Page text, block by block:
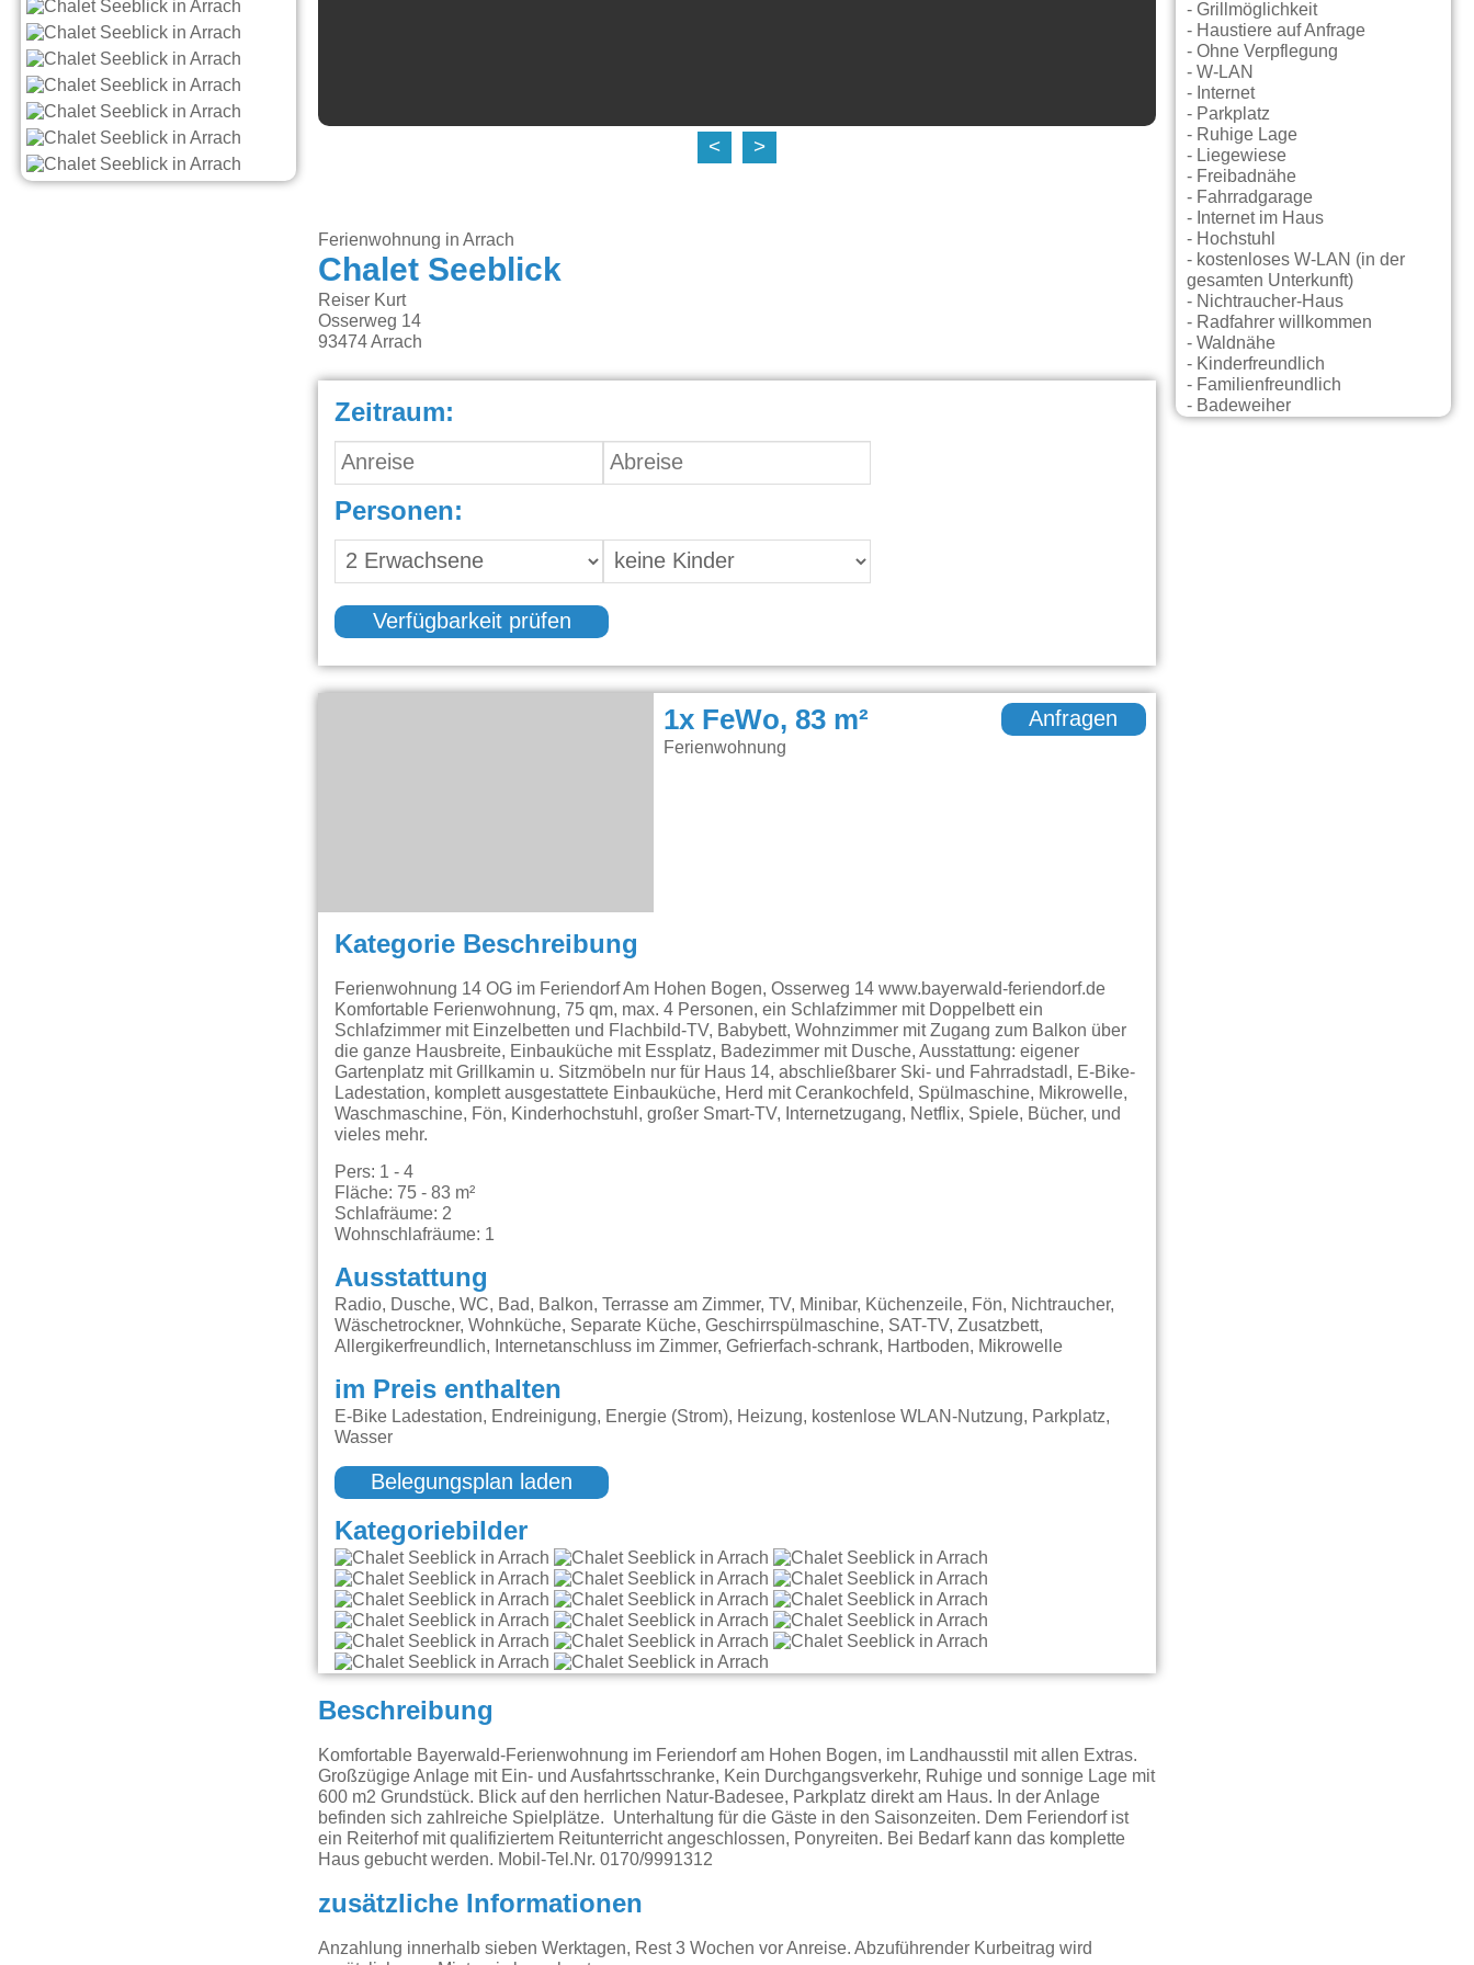
< >
Ferienwohnung in Arrach
Chalet Seeblick
Reiser Kurt
Osserweg 14
93474Arrach
Zeitraum:
Personen:
Verfügbarkeit prüfen
1x FeWo, 83 m²
Ferienwohnung
Anfragen
Kategorie Beschreibung
Ferienwohnung 14 OG im Feriendorf Am Hohen Bogen, Osserweg 14 www.bayerwald-feriendorf.de
Komfortable Ferienwohnung, 75 qm, max. 4 Personen, ein Schlafzimmer mit Doppelbett ein
Schlafzimmer mit Einzelbetten und Flachbild-TV, Babybett, Wohnzimmer mit Zugang zum Balkon über
die ganze Hausbreite, Einbauküche mit Essplatz, Badezimmer mit Dusche, Ausstattung: eigener
Gartenplatz mit Grillkamin u. Sitzmöbeln nur für Haus 14, abschließbarer Ski- und Fahrradstadl, E-Bike-
Ladestation, komplett ausgestattete Einbauküche, Herd mit Cerankochfeld, Spülmaschine, Mikrowelle,
Waschmaschine, Fön, Kinderhochstuhl, großer Smart-TV, Internetzugang, Netflix, Spiele, Bücher, und
vieles mehr.
Pers: 1 - 4
Fläche: 75 - 83 m²
Schlafräume: 2
Wohnschlafräume: 1
Ausstattung
Radio, Dusche, WC, Bad, Balkon, Terrasse am Zimmer, TV, Minibar, Küchenzeile, Fön, Nichtraucher,
Wäschetrockner, Wohnküche, Separate Küche, Geschirrspülmaschine, SAT-TV, Zusatzbett,
Allergikerfreundlich, Internetanschluss im Zimmer, Gefrierfach-schrank, Hartboden, Mikrowelle
im Preis enthalten
E-Bike Ladestation, Endreinigung, Energie (Strom), Heizung, kostenlose WLAN-Nutzung, Parkplatz,
Wasser
Belegungsplan laden
Kategoriebilder
Beschreibung
Komfortable Bayerwald-Ferienwohnung im Feriendorf am Hohen Bogen, im Landhausstil mit allen Extras.
Großzügige Anlage mit Ein- und Ausfahrtsschranke, Kein Durchgangsverkehr, Ruhige und sonnige Lage mit
600 m2 Grundstück. Blick auf den herrlichen Natur-Badesee, Parkplatz direkt am Haus. In der Anlage
befinden sich zahlreiche Spielplätze. Unterhaltung für die Gäste in den Saisonzeiten. Dem Feriendorf ist
ein Reiterhof mit qualifiziertem Reitunterricht angeschlossen, Ponyreiten. Bei Bedarf kann das komplette
Haus gebucht werden. Mobil-Tel.Nr. 0170/9991312
zusätzliche Informationen
Anzahlung innerhalb sieben Werktagen, Rest 3 Wochen vor Anreise. Abzuführender Kurbeitrag wird
- Grillmöglichkeit
- Haustiere auf Anfrage
- Ohne Verpflegung
- W-LAN
- Internet
- Parkplatz
- Ruhige Lage
- Liegewiese
- Freibadnähe
- Fahrradgarage
- Internet im Haus
- Hochstuhl
- kostenloses W-LAN (in der
gesamten Unterkunft)
- Nichtraucher-Haus
- Radfahrer willkommen
- Waldnähe
- Kinderfreundlich
- Familienfreundlich
- Badeweiher